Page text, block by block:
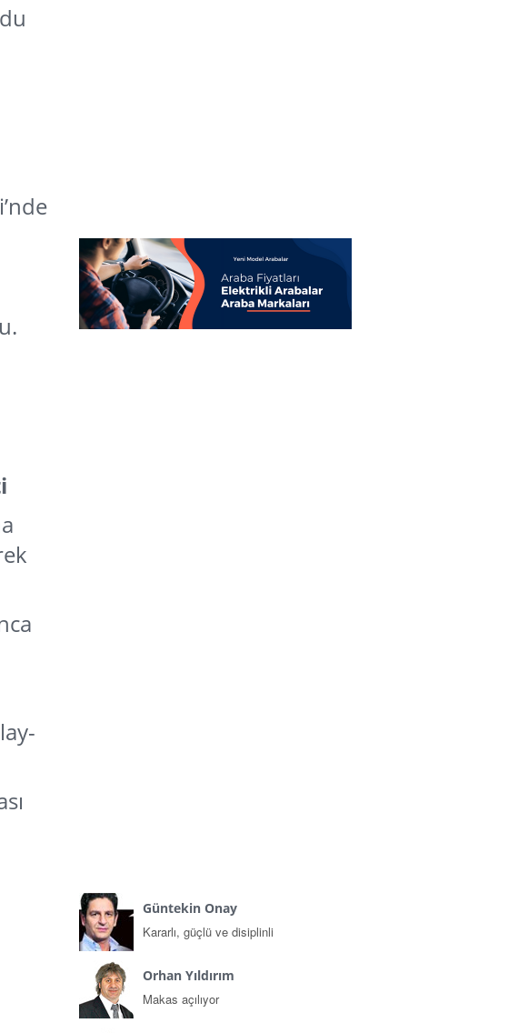
Güntekin Onay
Kararlı, güçlü ve disiplinli
Orhan Yıldırım
Makas açılıyor